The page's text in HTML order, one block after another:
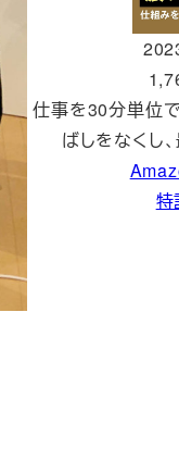
仕事を30分単位
ばしをなくし
特